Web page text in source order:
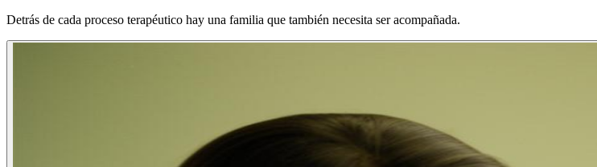
Detrás de cada proceso terapéutico hay una familia que también necesita ser acompañada.